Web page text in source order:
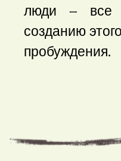
люди – все
созданию
пробуждения.